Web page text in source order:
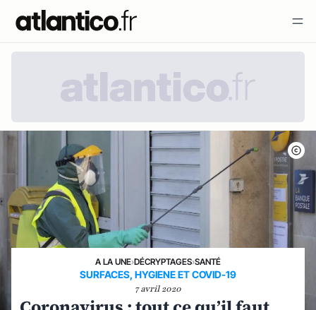
A LA UNE›DÉCRYPTAGES›SANTÉ
SURFACES, HYGIENE ET COVID-19
7 avril 2020